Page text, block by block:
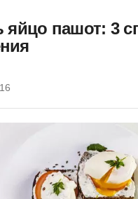
яйцо пашот: 3